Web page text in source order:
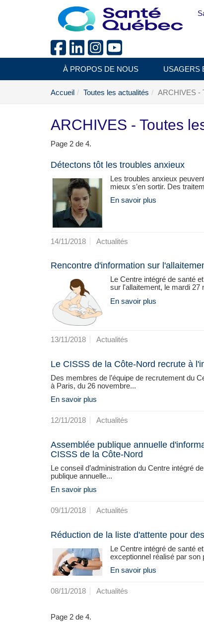
Aller au menu principal
À PROPOS DE NOUS USAGERS
Accueil Toutes les actualités ARCHIVES -
ARCHIVES - Toutes
Page 2 de 4.
Détectons tôt les troubles anxieux
Les troubles anxieux
mieux s’en sortir. Des
En savoir plus
14/11/2018 Actualités
Rencontre d'information sur
Le Centre intégré de santé
sur l'allaitement, le mardi 27
En savoir plus
13/11/2018 Actualités
Le CISSS de la Côte-Nord recrute à
Des membres de l’équipe de recrutement du
à Paris, du 26 novembre...
En savoir plus
12/11/2018 Actualités
Assemblée publique annuelle
CISSS de la Côte-Nord
Le conseil d’administration du Centre intégré
publique annuelle...
En savoir plus
09/11/2018 Actualités
Réduction de la liste d'attente pour
Le Centre intégré de santé
exceptionnel réalisé par son
En savoir plus
08/11/2018 Actualités
Page 2 de 4.